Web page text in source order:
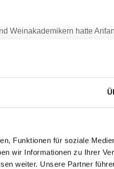
Funktionen für soziale
wir Informationen zu Ihrer
weiter. Unsere Partner
Weinakademikern hatte
fand nun das große